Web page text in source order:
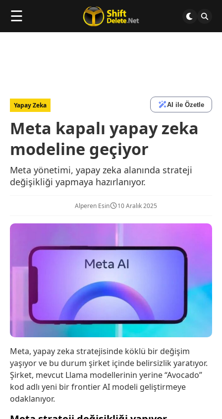
☰
Yapay Zeka AI ile Özetle
Meta kapalı yapay zeka
modeline geçiyor
Meta yönetimi, yapay zeka alanında strateji
değişikliği yapmaya hazırlanıyor.
Alperen Esin 10 Aralık 2025
Meta, yapay zeka stratejisinde köklü bir değişim
yaşıyor ve bu durum şirket içinde belirsizlik yaratıyor.
Şirket, mevcut Llama modellerinin yerine “Avocado”
kod adlı yeni bir frontier AI modeli geliştirmeye
odaklanıyor.